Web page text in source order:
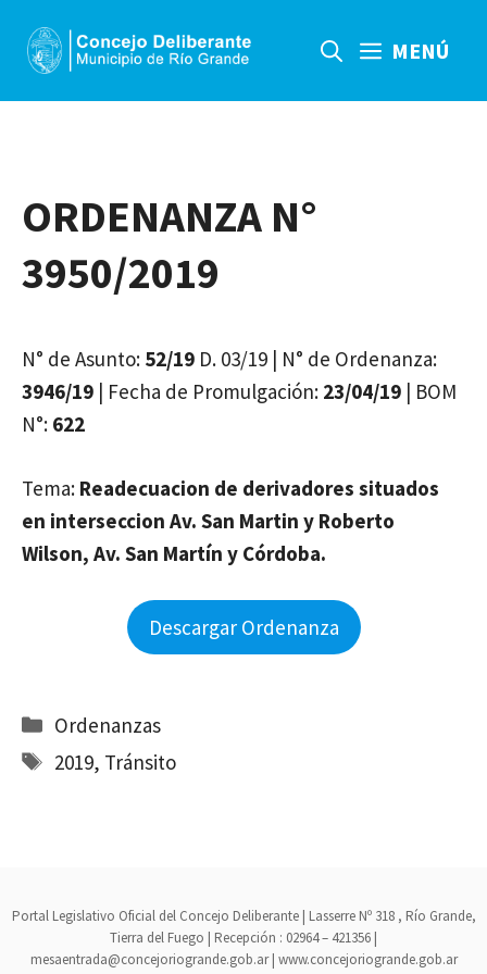
contenido
MENÚ
ORDENANZA N°
3950/2019
N° de Asunto: 52/19 D. 03/19 | N° de Ordenanza:
3946/19 | Fecha de Promulgación: 23/04/19 | BOM
N°: 622
Tema: Readecuacion de derivadores situados
en interseccion Av. San Martin y Roberto
Wilson, Av. San Martín y Córdoba.
Descargar Ordenanza
Categorías
Ordenanzas
Etiquetas
2019, Tránsito
Portal Legislativo Oficial del Concejo Deliberante | Lasserre Nº 318 , Río Grande,
Tierra del Fuego | Recepción : 02964 – 421356 |
mesaentrada@concejoriogrande.gob.ar | www.concejoriogrande.gob.ar